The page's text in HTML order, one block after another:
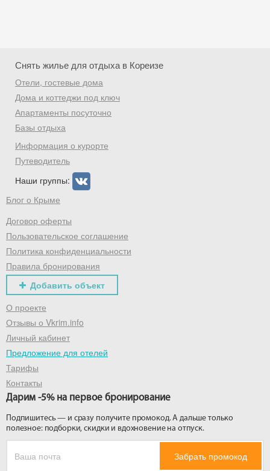
Снять жилье для отдыха в Кореизе
Отели, гостевые дома
Дома и коттеджи под ключ
Апартаменты посуточно
Базы отдыха
Информация о курорте
Путеводитель
Наши группы:
Блог о Крыме
Договор оферты
Пользовательское соглашение
Политика конфиденциальности
Правила бронирования
Добавить объект
О проекте
Отзывы о Vkrim.info
Личный кабинет
Предложение для отелей
Тарифы
Контакты
Дарим -5% на первое бронирование
Подпишитесь — и сразу получите промокод. А дальше только
полезное: подборки, скидки и вдохновение на отпуск.
Забрать промокод
Скидка −5%
Хочешь дешевле? Оставь почту и получи
промокод на первое бронирование!